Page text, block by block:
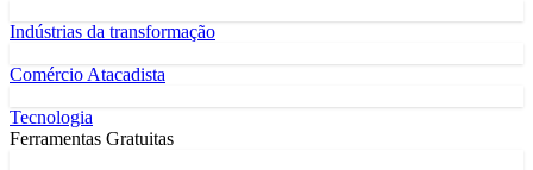
Indústrias da transformação
Comércio Atacadista
Tecnologia
Ferramentas Gratuitas